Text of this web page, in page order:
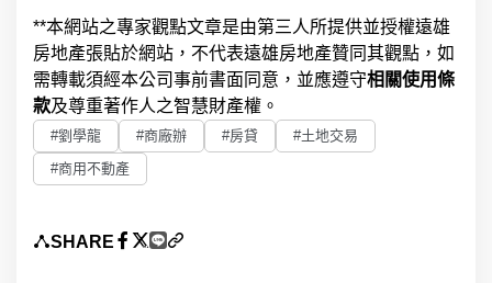
**本網站之專家觀點文章是由第三人所提供並授權遠雄
房地產張貼於網站，不代表遠雄房地產贊同其觀點，如
需轉載須經本公司事前書面同意，並應遵守相關使用條
款及尊重著作人之智慧財產權。
#劉學龍 #商廠辦 #房貸
#土地交易
#商用不動產
SHARE